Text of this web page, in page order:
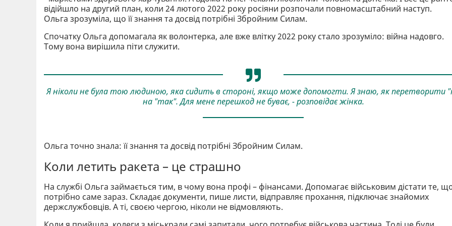
відійшло на другий план, коли 24 лютого 2022 року росіяни розпочали повномасштабний наступ.
Ольга зрозуміла, що її знання та досвід потрібні Збройним Силам.
Спочатку Ольга допомагала як волонтерка, але вже влітку 2022 року стало зрозуміло: війна надовго.
Тому вона вирішила піти служити.
Я ніколи не була тою людиною, яка сидить в стороні, якщо може допомогти. Я знаю, як перетворити
на "так". Для мене перешкод не буває, - розповідає жінка.
Ольга точно знала: її знання та досвід потрібні Збройним Силам.
Коли летить ракета – це страшно
На службі Ольга займається тим, в чому вона профі – фінансами. Допомагає військовим дістати те,
потрібно саме зараз. Складає документи, пише листи, відправляє прохання, підключає знайомих
держслужбовців. А ті, своєю чергою, ніколи не відмовляють.